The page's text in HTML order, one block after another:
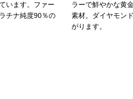
います。ファー
チナ純度90％の
ラーで鮮やかな黄
素材。ダイヤモン
がります。